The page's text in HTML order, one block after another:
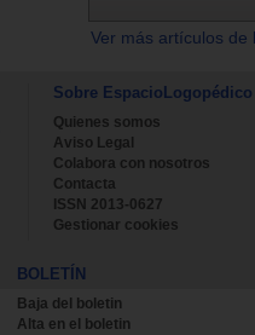
Ver más artículos
Sobre EspacioLogopédico
Quienes somos
Aviso Legal
Colabora con nosotros
Contacta
ISSN 2013-0627
Gestionar cookies
BOLETÍN
Baja del boletin
Alta en el boletin